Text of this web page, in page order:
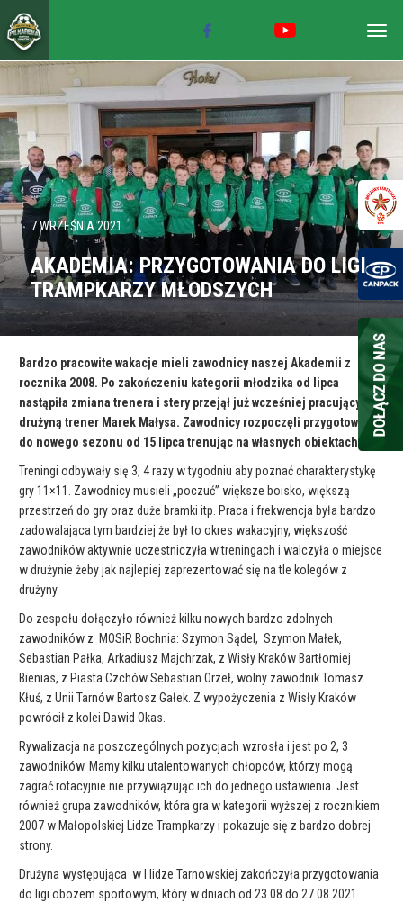
7 WRZEŚNIA 2021
AKADEMIA: PRZYGOTOWANIA DO LIGI
TRAMPKARZY MŁODSZYCH
Bardzo pracowite wakacje mieli zawodnicy naszej Akademii z
rocznika 2008. Po zakończeniu kategorii młodzika od lipca
nastąpiła zmiana trenera i stery przejął już wcześniej pracujący z tą
drużyną trener Marek Małysa. Zawodnicy rozpoczęli przygotowania
do nowego sezonu od 15 lipca trenując na własnych obiektach.
Treningi odbywały się 3, 4 razy w tygodniu aby poznać charakterystykę
gry 11×11. Zawodnicy musieli „poczuć” większe boisko, większą
przestrzeń do gry oraz duże bramki itp. Praca i frekwencja była bardzo
zadowalająca tym bardziej że był to okres wakacyjny, większość
zawodników aktywnie uczestniczyła w treningach i walczyła o miejsce
w drużynie żeby jak najlepiej zaprezentować się na tle kolegów z
drużyny.
Do zespołu dołączyło również kilku nowych bardzo zdolnych
zawodników z MOSiR Bochnia: Szymon Sądel, Szymon Małek,
Sebastian Pałka, Arkadiusz Majchrzak, z Wisły Kraków Bartłomiej
Bienias, z Piasta Czchów Sebastian Orzeł, wolny zawodnik Tomasz
Kłuś, z Unii Tarnów Bartosz Gałek. Z wypożyczenia z Wisły Kraków
powrócił z kolei Dawid Okas.
Rywalizacja na poszczególnych pozycjach wzrosła i jest po 2, 3
zawodników. Mamy kilku utalentowanych chłopców, którzy mogą
zagrać rotacyjnie nie przywiązując ich do jednego ustawienia. Jest
również grupa zawodników, która gra w kategorii wyższej z rocznikiem
2007 w Małopolskiej Lidze Trampkarzy i pokazuje się z bardzo dobrej
strony.
Drużyna występująca w I lidze Tarnowskiej zakończyła przygotowania
do ligi obozem sportowym, który w dniach od 23.08 do 27.08.2021